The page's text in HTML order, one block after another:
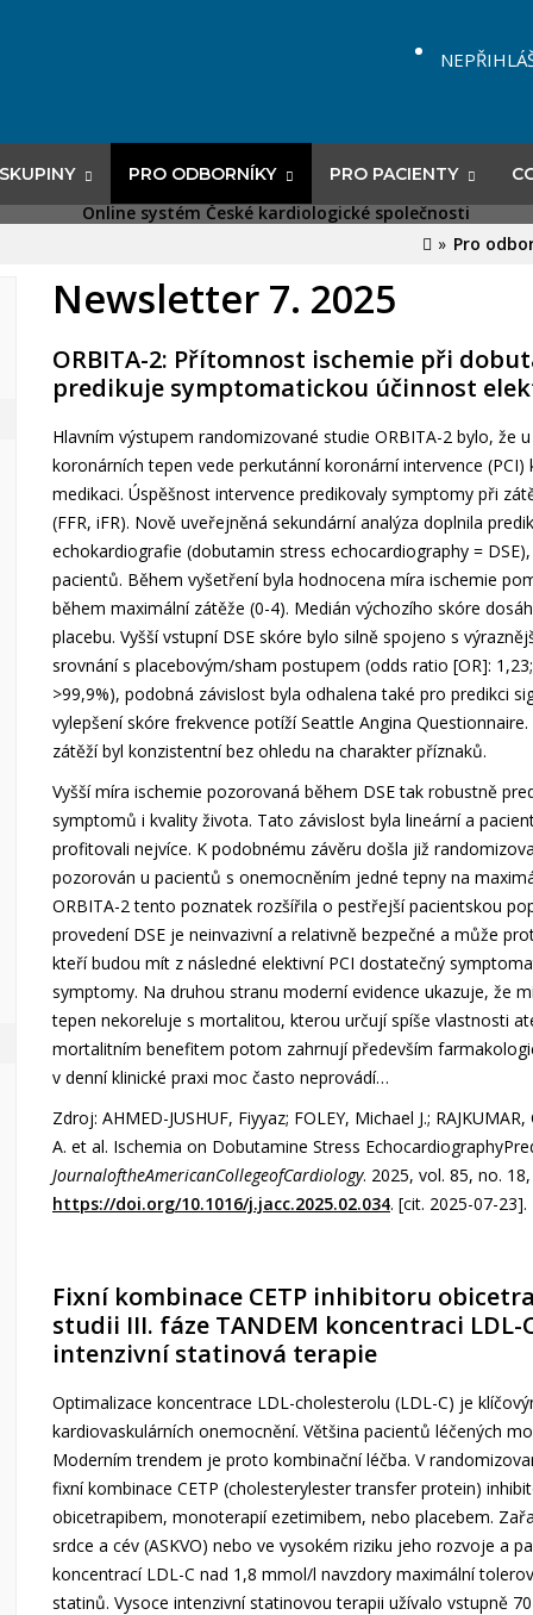
PRO ODBORNÍKY PRO PACIENTY
Pro
Newsletter 7. 2025
ORBITA-2: Přítomnost ischemie při
predikuje symptomatickou účinnost
Hlavním výstupem randomizované studie ORBITA-2 bylo, že
koronárních tepen vede perkutánní koronární intervence
medikaci. Úspěšnost intervence predikovaly symptomy při
(FFR, iFR). Nově uveřejněná sekundární analýza doplnila
echokardiografie (dobutamin stress echocardiography =
pacientů. Během vyšetření byla hodnocena míra ischemie
během maximální zátěže (0-4). Medián výchozího skóre
placebu. Vyšší vstupní DSE skóre bylo silně spojeno s
srovnání s placebovým/sham postupem (odds ratio [OR]:
>99,9%), podobná závislost byla odhalena také pro predikci
vylepšení skóre frekvence potíží Seattle Angina
zátěží byl konzistentní bez ohledu na charakter příznaků.
Vyšší míra ischemie pozorovaná během DSE tak robustně
symptomů i kvality života. Tato závislost byla lineární a
profitovali nejvíce. K podobnému závěru došla již
pozorován u pacientů s onemocněním jedné tepny na
ORBITA-2 tento poznatek rozšířila o pestřejší pacientskou
provedení DSE je neinvazivní a relativně bezpečné a může
kteří budou mít z následné elektivní PCI dostatečný
symptomy. Na druhou stranu moderní evidence ukazuje, že
tepen nekoreluje s mortalitou, kterou určují spíše vlastnosti
mortalitním benefitem potom zahrnují především
v denní klinické praxi moc často neprovádí…
Zdroj: AHMED-JUSHUF, Fiyyaz; FOLEY, Michael J.;
A. et al. Ischemia on Dobutamine Stress
JournaloftheAmericanCollegeofCardiology. 2025, vol. 85, no.
https://doi.org/10.1016/j.jacc.2025.02.034. [cit. 2025-07-23].
Fixní kombinace CETP inhibitoru
studii III. fáze TANDEM koncentraci
intenzivní statinová terapie
Optimalizace koncentrace LDL-cholesterolu (LDL-C) je
kardiovaskulárních onemocnění. Většina pacientů léčených
Moderním trendem je proto kombinační léčba. V
fixní kombinace CETP (cholesterylester transfer protein)
obicetrapibem, monoterapií ezetimibem, nebo placebem.
srdce a cév (ASKVO) nebo ve vysokém riziku jeho rozvoje a
koncentrací LDL-C nad 1,8 mmol/l navzdory maximální
statinů. Vysoce intenzivní statinovou terapii užívalo vstupně